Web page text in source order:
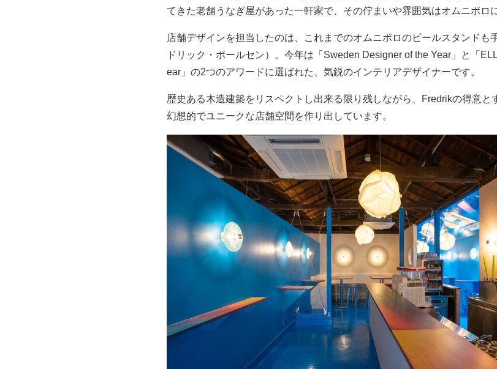
てきた老舗うなぎ屋があった一軒家で、その佇まいや雰囲気はオムニポロ
店舗デザインを担当したのは、これまでのオムニポロのビールスタンドも
ドリック・ポールセン）。今年は「Sweden Designer of the Year」と「
ear」の2つのアワードに選ばれた、気鋭のインテリアデザイナーです。
歴史ある木造建築をリスペクトし出来る限り残しながら、Fredrikの得意と
幻想的でユニークな店舗空間を作り出しています。